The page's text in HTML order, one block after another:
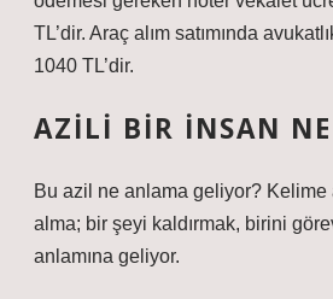
TL’dir. Araç alım satımında
1040 TL’dir.
AZILI BIR INSAN NE
Bu azil ne anlama geliyor? Kelime
alma; bir şeyi kaldırmak, birini
anlamına geliyor.